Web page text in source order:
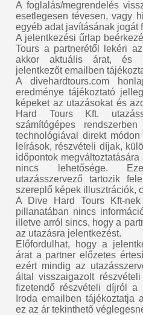
A foglalás/megrendelés
esetlegesen tévesen, vagy
egyéb adat javításának jogát
A jelentkezési űrlap
Tours a partnerétől lekéri
akkor aktuális árat, és
jelentkezőt emailben
A divehardtours.com
eredménye tájékoztató
képeket az utazásokat és
Hard Tours Kft.
számítógépes
technológiával direkt
leírások, részvételi díjak,
időpontok
nincs lehetősége.
utazásszervező tartozik
szereplő képek illusztrációk,
A Dive Hard Tours Kft-
pillanatában nincs
illetve arról sincs, hogy a
az utazásra jelentkezést.
Előfordulhat, hogy a
árat a partner előzetes
ezért mindig az
által visszaigazolt
fizetendő részvételi díjról a
Iroda emailben tájékoztatja
ez az ár tekinthető